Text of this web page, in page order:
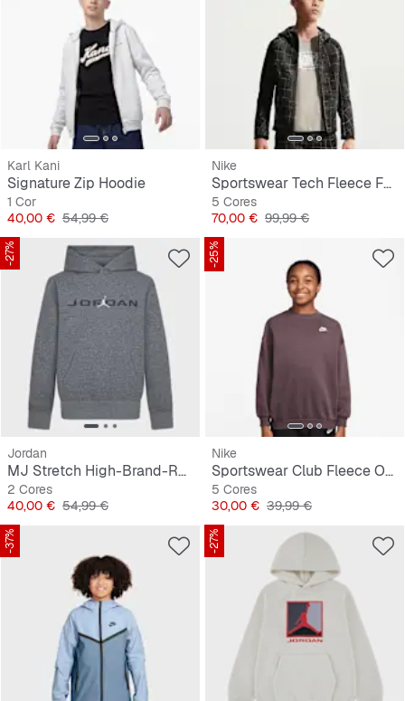
Karl Kani
Signature Zip Hoodie
1 Cor
Preço
40,00 € Preço original
54,99 €
Nike
Sportswear Tech Fleece Full Zip All Over Print
5 Cores
Preço
70,00 € Preço original
99,99 €
-27%
Jordan
MJ Stretch High-Brand-Read Hoodie
2 Cores
Preço
40,00 € Preço original
54,99 €
-25%
Nike
Sportswear Club Fleece Oversized Sweatshirt
5 Cores
Preço
30,00 € Preço original
39,99 €
-37% -27%